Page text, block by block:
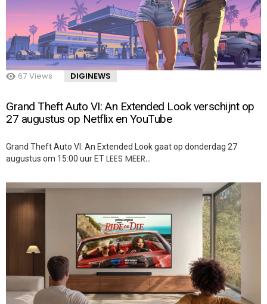
67 Views DIGINEWS
Grand Theft Auto VI: An Extended Look verschijnt op
27 augustus op Netflix en YouTube
Grand Theft Auto VI: An Extended Look gaat op donderdag 27
augustus om 15:00 uur ETLEES MEER…